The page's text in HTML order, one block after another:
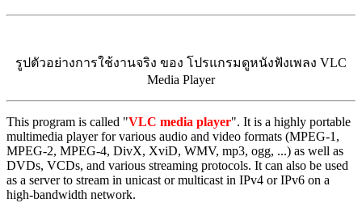
รูปตัวอย่างการใช้งานจริง ของ โปรแกรมดูหนังฟังเพลง VLC
Media Player
This program is called "VLC media player". It is a highly portable
multimedia player for various audio and video formats (MPEG-1,
MPEG-2, MPEG-4, DivX, XviD, WMV, mp3, ogg, ...) as well as
DVDs, VCDs, and various streaming protocols. It can also be used
as a server to stream in unicast or multicast in IPv4 or IPv6 on a
high-bandwidth network.